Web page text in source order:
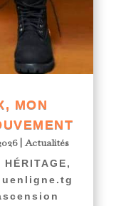
MON
|Actualités